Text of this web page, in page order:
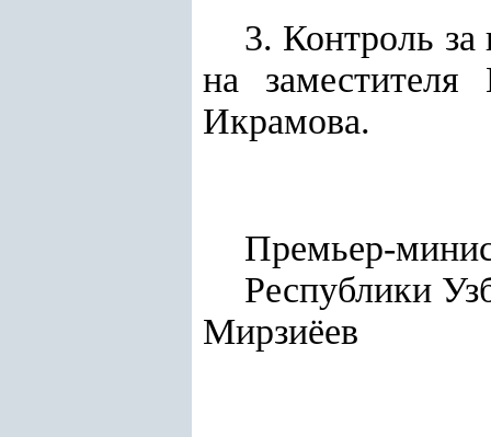
3. Контроль за
на
Икрамова.
Премьер-
Мирзиёев